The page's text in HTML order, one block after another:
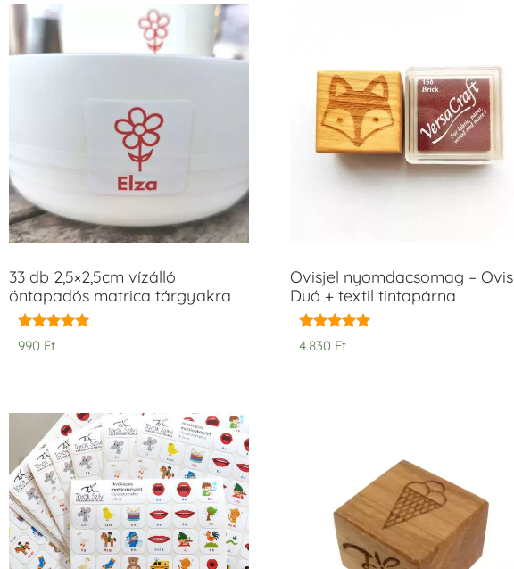
33 db 2,5×2,5cm vízálló
öntapadós matrica tárgyakra
Értékelés:
5.00
990 Ft
Ovisjel nyomdacsomag – Ovis
Duó + textil tintapárna
Értékelés:
5.00
4.830 Ft